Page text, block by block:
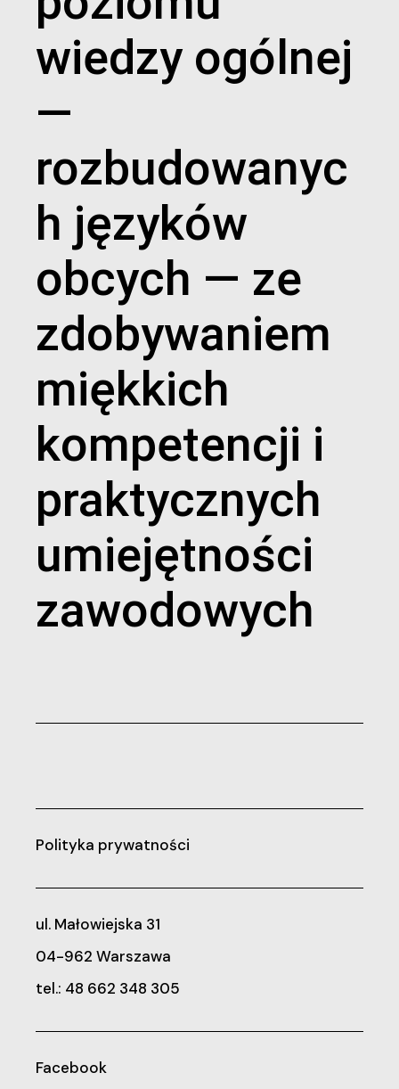
wiedzy ogólnej
—
rozbudowanyc
h języków
obcych — ze
zdobywaniem
miękkich
kompetencji i
praktycznych
umiejętności
zawodowych
Polityka prywatności
ul. Małowiejska 31
04-962 Warszawa
tel.: 48 662 348 305
Facebook